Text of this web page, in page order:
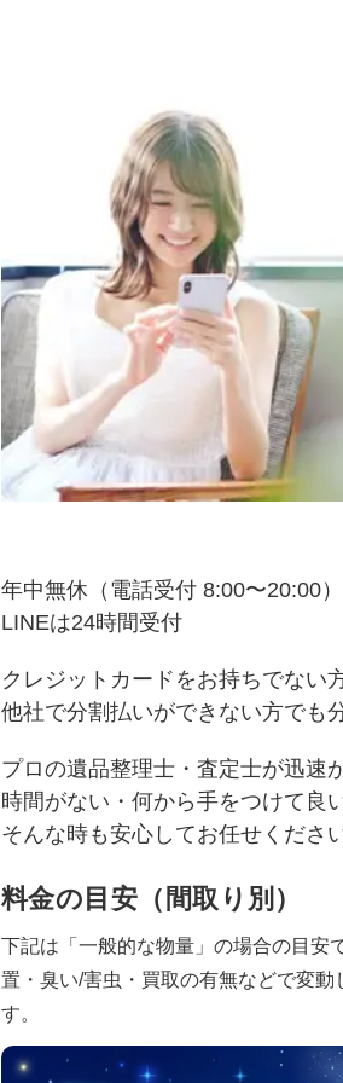
年中無休（電話受付 8:00〜20:00）
LINEは24時間受付
クレジットカードをお持ちでない
他社で分割払いができない方でも
プロの遺品整理士・査定士が迅速
時間がない・何から手をつけて良
そんな時も安心してお任せください
料金の目安（間取り別）
下記は「一般的な物量」の場合の目安
置・臭い/害虫・買取の有無などで変
す。